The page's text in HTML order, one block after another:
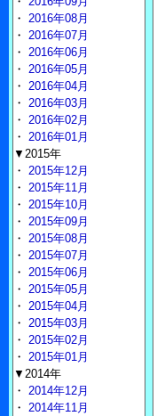
・ 2016年08月
・ 2016年07月
・ 2016年06月
・ 2016年05月
・ 2016年04月
・ 2016年03月
・ 2016年02月
・ 2016年01月
▼2015年
・ 2015年12月
・ 2015年11月
・ 2015年10月
・ 2015年09月
・ 2015年08月
・ 2015年07月
・ 2015年06月
・ 2015年05月
・ 2015年04月
・ 2015年03月
・ 2015年02月
・ 2015年01月
▼2014年
・ 2014年12月
・ 2014年11月